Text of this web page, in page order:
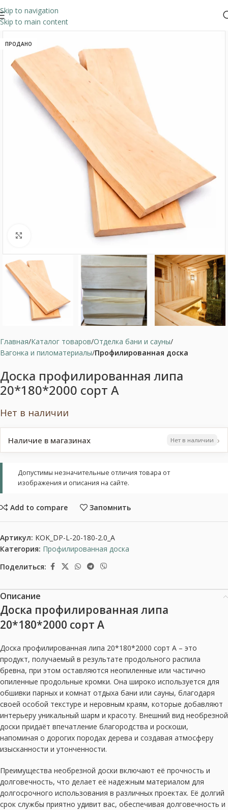
Skip to navigation
Skip to main content
ПРОДАНО
Нажмите, чтобы увеличить
Главная Каталог товаров Отделка бани и сауны
Вагонка и пиломатериалы Профилированная доска
Доска профилированная липа
20*180*2000 сорт А
Нет в наличии
Наличие в магазинах Нет в наличии ›
Допустимы незначительные отличия товара от
изображения и описания на сайте.
Add to compare Запомнить
Артикул: KOK_DP-L-20-180-2.0_A
Категория: Профилированная доска
Поделиться:
Описание
Доска профилированная липа
20*180*2000 сорт А
Доска профилированная липа 20*180*2000 сорт А – это
продукт, получаемый в результате продольного распила
бревна, при этом оставляются неопиленные или частично
опиленные продольные кромки. Она широко используется для
обшивки парных и комнат отдыха бани или сауны, благодаря
своей особой текстуре и неровным краям, которые добавляют
интерьеру уникальный шарм и красоту. Внешний вид необрезной
доски придаёт впечатление благородства и роскоши,
напоминая о дорогих породах дерева и создавая атмосферу
изысканности и утонченности.
Преимущества необрезной доски включают её прочность и
долговечность, что делает её надежным материалом для
долгосрочного использования в различных проектах. Её долгий
срок службы приятно удивит вас, обеспечивая долговечность и